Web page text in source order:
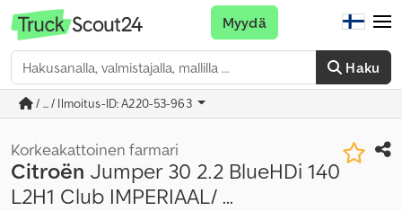
Haku
Myydä
/ ... / Ilmoitus-ID: A220-53-963
Korkeakattoinen farmari
Citroën Jumper 30 2.2 BlueHDi 140
L2H1 Club IMPERIAAL/ ...